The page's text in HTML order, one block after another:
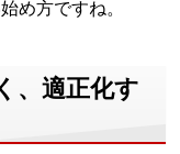
め方ですね。
、適正化す